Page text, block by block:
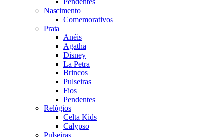
Nascimento
Comemorativos
Prata
Anéis
Agatha
Disney
La Petra
Brincos
Pulseiras
Fios
Pendentes
Relógios
Celta Kids
Calypso
Pulseiras